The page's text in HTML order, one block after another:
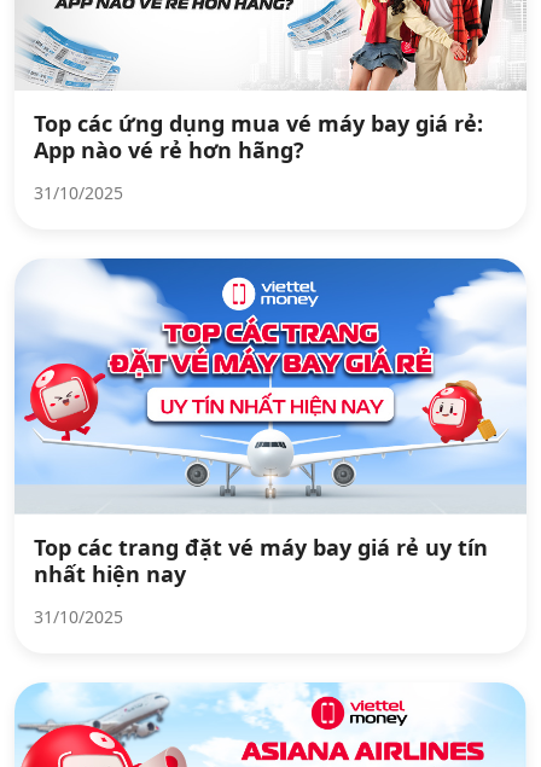
Top các ứng dụng mua vé máy bay giá rẻ:
App nào vé rẻ hơn hãng?
31/10/2025
Top các trang đặt vé máy bay giá rẻ uy tín
nhất hiện nay
31/10/2025